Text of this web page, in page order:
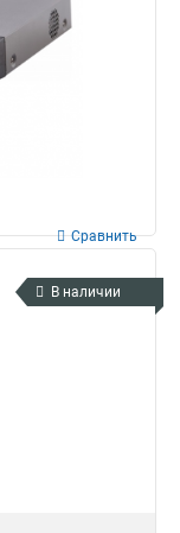
Сравнить
В наличии